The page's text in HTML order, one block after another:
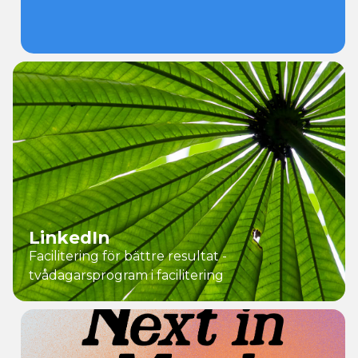
LinkedIn
Facilitering för bättre resultat -
tvådagarsprogram i facilitering
Vad
vi